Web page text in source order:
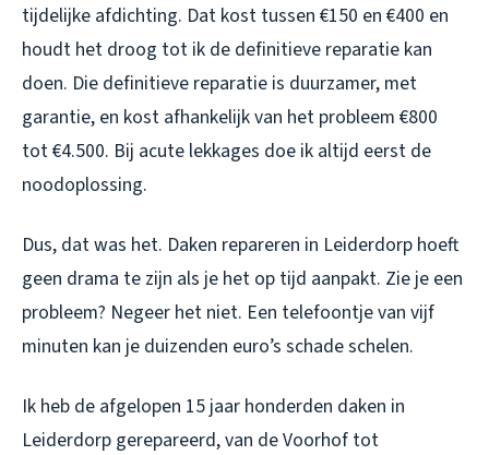
tijdelijke afdichting. Dat kost tussen €150 en €400 en
houdt het droog tot ik de definitieve reparatie kan
doen. Die definitieve reparatie is duurzamer, met
garantie, en kost afhankelijk van het probleem €800
tot €4.500. Bij acute lekkages doe ik altijd eerst de
noodoplossing.
Dus, dat was het. Daken repareren in Leiderdorp hoeft
geen drama te zijn als je het op tijd aanpakt. Zie je een
probleem? Negeer het niet. Een telefoontje van vijf
minuten kan je duizenden euro’s schade schelen.
Ik heb de afgelopen 15 jaar honderden daken in
Leiderdorp gerepareerd, van de Voorhof tot